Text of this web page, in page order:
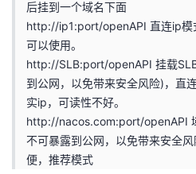
播
活
动
的
关
注
我
的
开
发
者
我
的
Programs
我
的
支
后挂到一个域名下面
http://ip1:port/openAPI 直连ip模
可以使用。
http://SLB:port/openAPI 挂载
到公网，以免带来安全风险)，直
实ip，可读性不好。
http://nacos.com:port/openAPI
不可暴露到公网，以免带来安全
便，推荐模式